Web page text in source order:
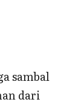
sambal
dari